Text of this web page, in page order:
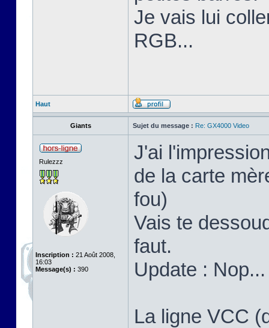
Je vais lui
RGB...
Haut
Giants Sujet du message : Re: GX4000 Video
Rulezzz
Inscription : 21 Août 2008,
16:03
Message(s) : 390
J'ai
de la carte
fou)
Vais te
faut.
Update :
La ligne VCC